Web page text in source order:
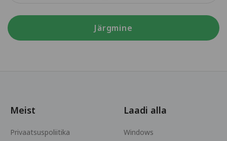
Järgmine
Meist
Privaatsuspoliitika
Laadi alla
Windows